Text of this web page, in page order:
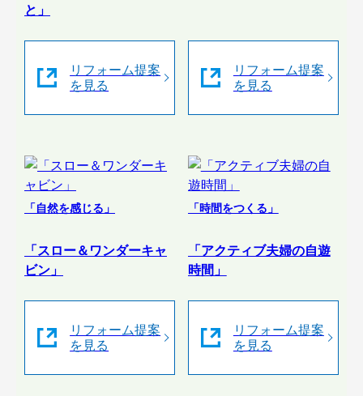
と」
リフォーム提案
を見る
リフォーム提案
を見る
「自然を感じる」
「スロー＆ワンダーキャ
ビン」
リフォーム提案
を見る
「時間をつくる」
「アクティブ夫婦の自遊
時間」
リフォーム提案
を見る